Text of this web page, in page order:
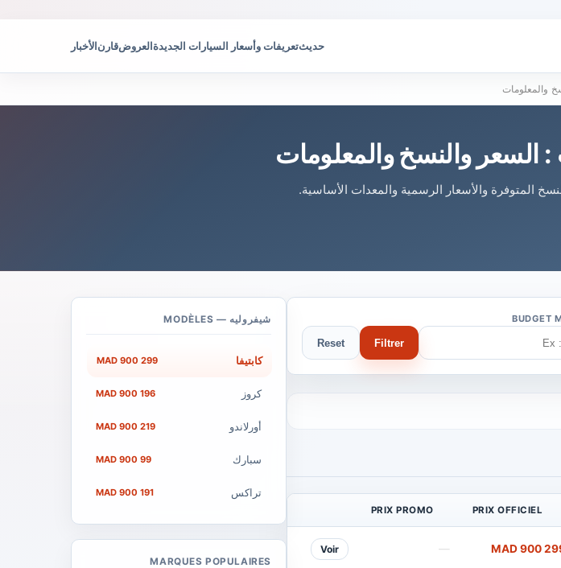
حديثتعريفات وأسعار السيارات الجديدةالعروضقارنالأخبار
والمعلومات
: السعر والنسخ والمعلومات
المتوفرة والأسعار الرسمية والمعدات الأساسية.
BUDGET
Filtrer
Reset
PRIX OFFICIEL
PRIX PROMO
299 900
—
Voir
شيفروليه — MODÈLES
كابتيفا 299 900 MAD
كروز 196 900 MAD
أورلاندو 219 900 MAD
سبارك 99 900 MAD
تراكس 191 900 MAD
MARQUES POPULAIRES